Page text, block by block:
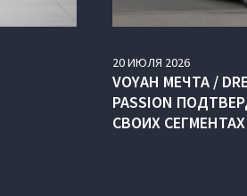
20ИЮЛЯ 2026
VOYAH МЕЧТА /
PASSION
СВОИХ СЕГМЕНТАХ